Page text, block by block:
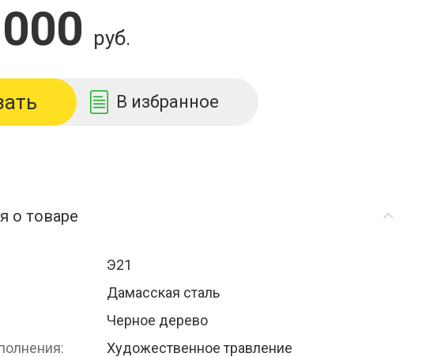
руб.
В избранное
о товаре
Э21
Дамасская сталь
Черное дерево
Художественное травление